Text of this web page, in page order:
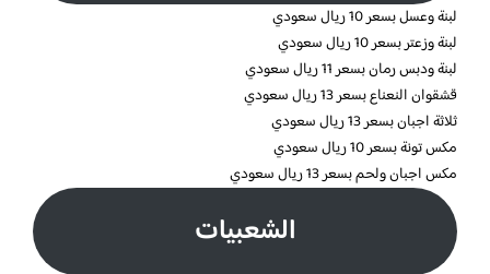
لبنة وعسل بسعر 10 ريال سعودي
لبنة وزعتر بسعر 10 ريال سعودي
لبنة ودبس رمان بسعر 11 ريال سعودي
قشقوان النعناع بسعر 13 ريال سعودي
ثلاثة اجبان بسعر 13 ريال سعودي
مكس تونة بسعر 10 ريال سعودي
مكس اجبان ولحم بسعر 13 ريال سعودي
الشعبيات